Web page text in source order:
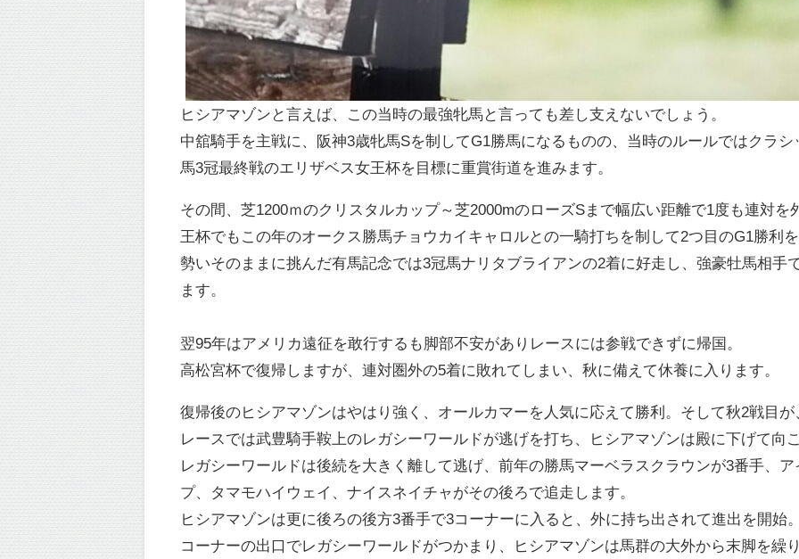
ヒシアマゾンと言えば、この当時の最強牝馬と言っても差し支えないでしょう。
中舘騎手を主戦に、阪神3歳牝馬Sを制してG1勝馬になるものの、当時のルールではクラ
馬3冠最終戦のエリザベス女王杯を目標に重賞街道を進みます。
その間、芝1200ｍのクリスタルカップ～芝2000mのローズSまで幅広い距離で1度も連対
王杯でもこの年のオークス勝馬チョウカイキャロルとの一騎打ちを制して2つ目のG1勝利
勢いそのままに挑んだ有馬記念では3冠馬ナリタブライアンの2着に好走し、強豪牡馬相手
ます。
翌95年はアメリカ遠征を敢行するも脚部不安がありレースには参戦できずに帰国。
高松宮杯で復帰しますが、連対圏外の5着に敗れてしまい、秋に備えて休養に入ります。
復帰後のヒシアマゾンはやはり強く、オールカマーを人気に応えて勝利。そして秋2戦目
レースでは武豊騎手鞍上のレガシーワールドが逃げを打ち、ヒシアマゾンは殿に下げて向
レガシーワールドは後続を大きく離して逃げ、前年の勝馬マーベラスクラウンが3番手、
プ、タマモハイウェイ、ナイスネイチャがその後ろで追走します。
ヒシアマゾンは更に後ろの後方3番手で3コーナーに入ると、外に持ち出されて進出を開始
コーナーの出口でレガシーワールドがつかまり、ヒシアマゾンは馬群の大外から末脚を繰